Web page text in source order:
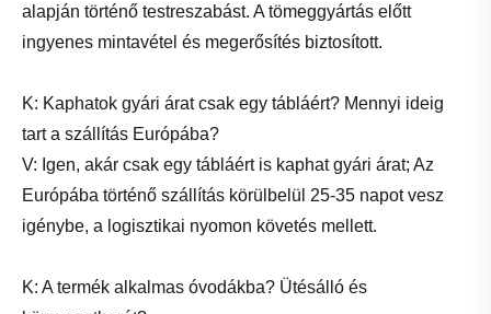
alapján történő testreszabást. A tömeggyártás előtt
ingyenes mintavétel és megerősítés biztosított.
K: Kaphatok gyári árat csak egy tábláért? Mennyi ideig
tart a szállítás Európába?
V: Igen, akár csak egy tábláért is kaphat gyári árat; Az
Európába történő szállítás körülbelül 25-35 napot vesz
igénybe, a logisztikai nyomon követés mellett.
K: A termék alkalmas óvodákba? Ütésálló és